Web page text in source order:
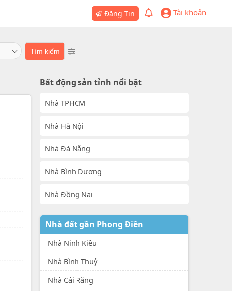
Đăng Tin Tài khoản
Bất động sản tỉnh nổi bật
Nhà TPHCM
Nhà Hà Nội
Nhà Đà Nẵng
Nhà Bình Dương
Nhà Đồng Nai
Nhà đất gần Phong Điền
Nhà Ninh Kiều
Nhà Bình Thuỷ
Nhà Cái Răng